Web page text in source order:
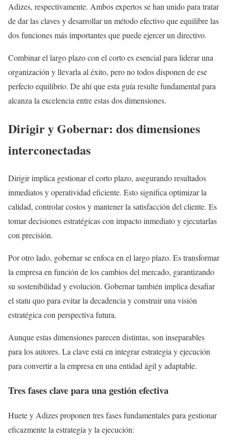
Adizes, respectivamente. Ambos expertos se han unido para tratar
de dar las claves y desarrollar un método efectivo que equilibre las
dos funciones más importantes que puede ejercer un directivo.
Combinar el largo plazo con el corto es esencial para liderar una
organización y llevarla al éxito, pero no todos disponen de ese
perfecto equilibrio. De ahí que esta guía resulte fundamental para
alcanza la excelencia entre estas dos dimensiones.
Dirigir y Gobernar: dos dimensiones
interconectadas
Dirigir implica gestionar el corto plazo, asegurando resultados
inmediatos y operatividad eficiente. Esto significa optimizar la
calidad, controlar costos y mantener la satisfacción del cliente. Es
tomar decisiones estratégicas con impacto inmediato y ejecutarlas
con precisión.
Por otro lado, gobernar se enfoca en el largo plazo. Es transformar
la empresa en función de los cambios del mercado, garantizando
su sostenibilidad y evolución. Gobernar también implica desafiar
el statu quo para evitar la decadencia y construir una visión
estratégica con perspectiva futura.
Aunque estas dimensiones parecen distintas, son inseparables
para los autores. La clave está en integrar estrategia y ejecución
para convertir a la empresa en una entidad ágil y adaptable.
Tres fases clave para una gestión efectiva
Huete y Adizes proponen tres fases fundamentales para gestionar
eficazmente la estrategia y la ejecución: